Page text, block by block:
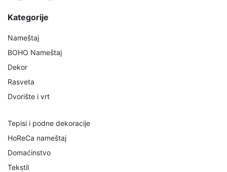
Kategorije
Nameštaj
BOHO Nameštaj
Dekor
Rasveta
Dvorište i vrt
Tepisi i podne dekoracije
HoReCa nameštaj
Domaćinstvo
Tekstil